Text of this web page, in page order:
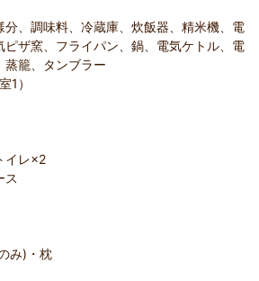
分、調味料、冷蔵庫、炊飯器、精米機、電
ザ窯、フライパン、鍋、電気ケトル、電
蒸籠、タンブラー
1）
イレ×2
ス
み)・枕